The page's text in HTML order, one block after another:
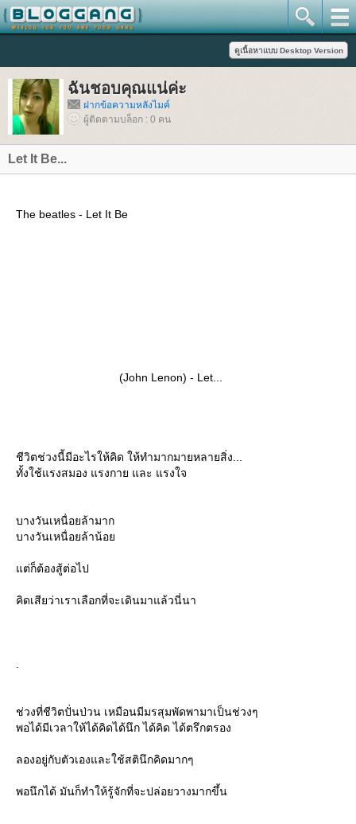
ฉันชอบคุณแน่ค่ะ
ฝากข้อความหลังไมค์
ผู้ติดตามบล็อก : 0 คน
Let It Be...
The beatles - Let It Be
(John Lenon) - Let...
ชีวิตช่วงนี้มีอะไรให้คิด ให้ทำมากมายหลายสิ่ง...
ทั้งใช้แรงสมอง แรงกาย และ แรงใจ
บางวันเหนื่อยล้ามาก
บางวันเหนื่อยล้าน้อ
ต่ก็ต้องสู้ต่อไป
คิดเสียว่าเราเลือกที่จะเดินมาแล้วนี่นา
ช่วงที่ชีวิตปั่นป่วน เหมือนมีมรสุมพัดพามาเป็นช่วงๆ
พอได้มีเวลาให้ได้คิดได้นึก ได้คิด ได้ตรึกตรอง
ลองอยู่กับตัวเองและใช้สตินึกคิดมากๆ
พอนึกได้ มันก็ทำให้รู้จักที่จะปล่อยวางมากขึ้น